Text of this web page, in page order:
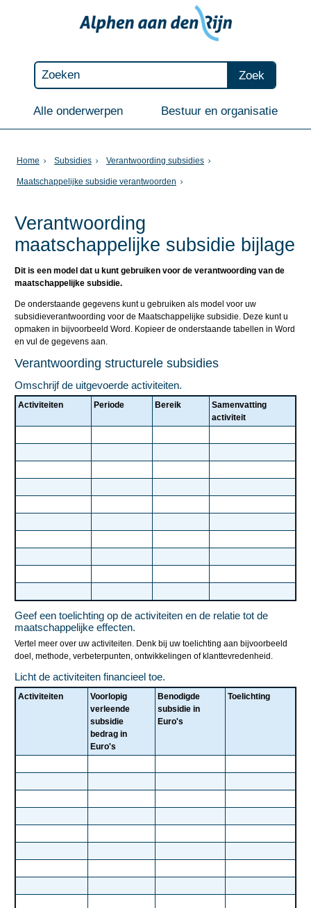
Zoek
Alle onderwerpen Bestuur en organisatie
Home Subsidies Verantwoording subsidies
Maatschappelijke subsidie verantwoorden
Verantwoording
maatschappelijke subsidie bijlage
Dit is een model dat u kunt gebruiken voor de verantwoording van de
maatschappelijke subsidie.
De onderstaande gegevens kunt u gebruiken als model voor uw
subsidieverantwoording voor de Maatschappelijke subsidie. Deze kunt u
opmaken in bijvoorbeeld Word. Kopieer de onderstaande tabellen in Word
en vul de gegevens aan.
Verantwoording structurele subsidies
Omschrijf de uitgevoerde activiteiten.
Activiteiten Periode Bereik
Samenvatting
activiteit
Geef een toelichting op de activiteiten en de relatie tot de
maatschappelijke effecten.
Vertel meer over uw activiteiten. Denk bij uw toelichting aan bijvoorbeeld
doel, methode, verbeterpunten, ontwikkelingen of klanttevredenheid.
Licht de activiteiten financieel toe.
Activiteiten
Voorlopig
verleende
subsidie
bedrag in
Euro's
Benodigde
subsidie in
Euro's
Toelichting